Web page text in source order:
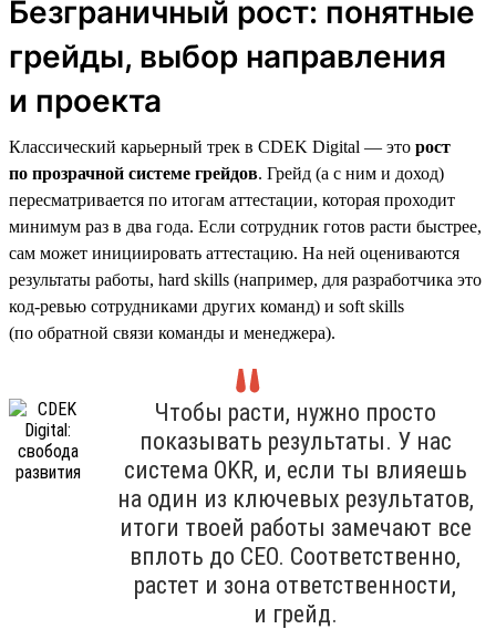
Безграничный рост: понятные
грейды, выбор направления
и проекта
Классический карьерный трек в CDEK Digital — это рост
по прозрачной системе грейдов. Грейд (а с ним и доход)
пересматривается по итогам аттестации, которая проходит
минимум раз в два года. Если сотрудник готов расти быстрее,
сам может инициировать аттестацию. На ней оцениваются
результаты работы, hard skills (например, для разработчика это
код-ревью сотрудниками других команд) и soft skills
(по обратной связи команды и менеджера).
Чтобы расти, нужно просто
показывать результаты. У нас
система OKR, и, если ты влияешь
на один из ключевых результатов,
итоги твоей работы замечают все
вплоть до CEO. Соответственно,
растет и зона ответственности,
и грейд.